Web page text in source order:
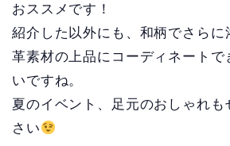
おススメです！
紹介した以外にも、和柄でさらに
革素材の上品にコーディネートで
いですね。
夏のイベント、足元のおしゃれも
さい